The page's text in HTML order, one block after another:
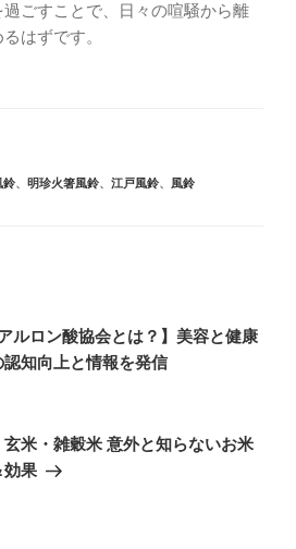
ごすことで、日々の喧騒から離
はずです。
鈴、 明珍火箸風鈴、 江戸風鈴、 風鈴
ルロン酸協会とは？】美容と健康
知向上と情報を発信
玄米・雑穀米 意外と知らないお米
効果